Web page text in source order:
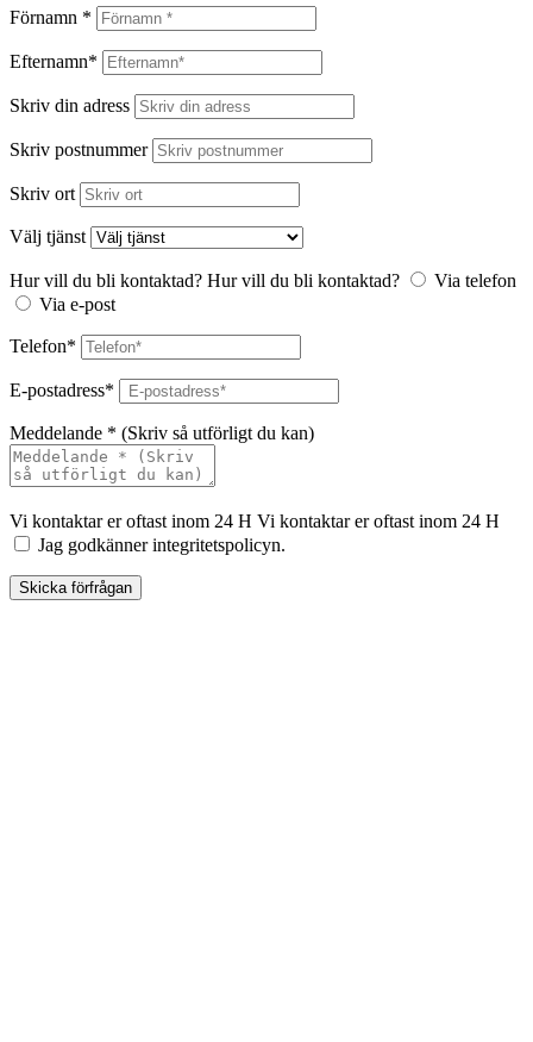
Förnamn *
Efternamn*
Skriv din adress
Skriv postnummer
Skriv ort
Välj tjänst
Hur vill du bli kontaktad? Hur vill du bli kontaktad?
Via telefon
Via e-post
Telefon*
E-postadress*
Meddelande * (Skriv så utförligt du kan)
Vi kontaktar er oftast inom 24 H Vi kontaktar er oftast inom 24 H
Jag godkänner integritetspolicyn.
Skicka förfrågan